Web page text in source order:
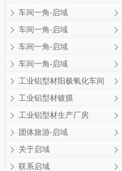
车间一角-启域
车间一角-启域
车间一角-启域
车间一角-启域
工业铝型材阳极氧化车间
工业铝型材镀膜
工业铝型材生产厂房
团体旅游-启域
关于启域
联系启域